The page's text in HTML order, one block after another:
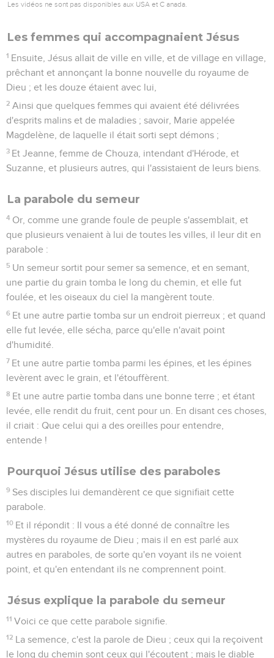
Les vidéos ne sont pas disponibles aux USA et C anada.
Les femmes qui accompagnaient Jésus
1 Ensuite, Jésus allait de ville en ville, et de village en village,
prêchant et annonçant la bonne nouvelle du royaume de
Dieu ; et les douze étaient avec lui,
2 Ainsi que quelques femmes qui avaient été délivrées
d'esprits malins et de maladies ; savoir, Marie appelée
Magdelène, de laquelle il était sorti sept démons ;
3 Et Jeanne, femme de Chouza, intendant d'Hérode, et
Suzanne, et plusieurs autres, qui l'assistaient de leurs biens.
La parabole du semeur
4 Or, comme une grande foule de peuple s'assemblait, et
que plusieurs venaient à lui de toutes les villes, il leur dit en
parabole :
5 Un semeur sortit pour semer sa semence, et en semant,
une partie du grain tomba le long du chemin, et elle fut
foulée, et les oiseaux du ciel la mangèrent toute.
6 Et une autre partie tomba sur un endroit pierreux ; et quand
elle fut levée, elle sécha, parce qu'elle n'avait point
d'humidité.
7 Et une autre partie tomba parmi les épines, et les épines
levèrent avec le grain, et l'étouffèrent.
8 Et une autre partie tomba dans une bonne terre ; et étant
levée, elle rendit du fruit, cent pour un. En disant ces choses,
il criait : Que celui qui a des oreilles pour entendre,
entende !
Pourquoi Jésus utilise des paraboles
9 Ses disciples lui demandèrent ce que signifiait cette
parabole.
10 Et il répondit : Il vous a été donné de connaître les
mystères du royaume de Dieu ; mais il en est parlé aux
autres en paraboles, de sorte qu'en voyant ils ne voient
point, et qu'en entendant ils ne comprennent point.
Jésus explique la parabole du semeur
11 Voici ce que cette parabole signifie.
12 La semence, c'est la parole de Dieu ; ceux qui la reçoivent
le long du chemin sont ceux qui l'écoutent ; mais le diable